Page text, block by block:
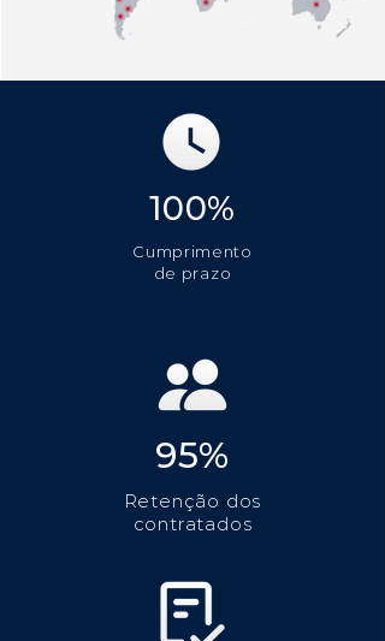
100%
Cumprimento
de prazo
95%
Retenção dos
contratados